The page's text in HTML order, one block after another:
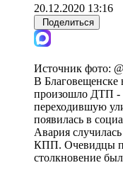
20.12.2020 13:16
Поделиться
Источник фото:
В Благовещенске
произошло ДТП -
переходившую
появилась в
Авария
КПП. Очевидцы
столкновение